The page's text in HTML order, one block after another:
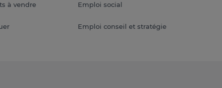
à vendre Emploi social
Emploi conseil et stratégie